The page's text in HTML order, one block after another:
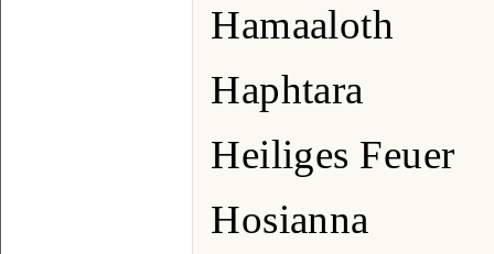
Hamaaloth
Haphtara
Heiliges Feuer
Hosianna